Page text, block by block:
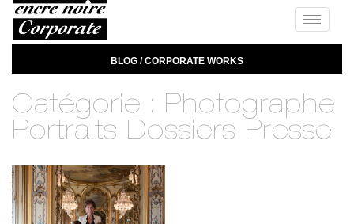
Toggle
BLOG / CORPORATE WORKS
Catégorie : Photographe
Portraits Dossiers Presse